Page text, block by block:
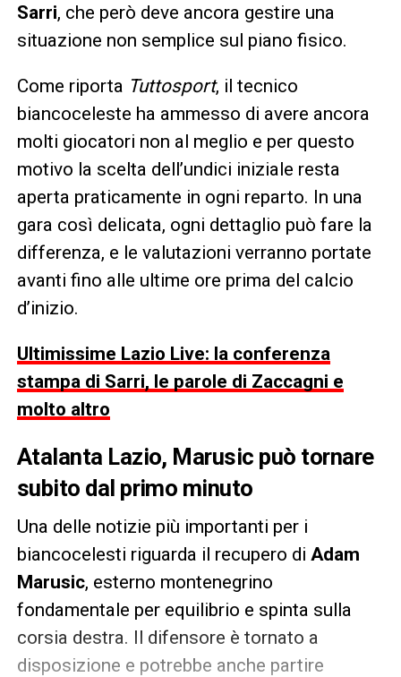
Sarri, che però deve ancora gestire una
situazione non semplice sul piano fisico.
Come riporta Tuttosport, il tecnico
biancoceleste ha ammesso di avere ancora
molti giocatori non al meglio e per questo
motivo la scelta dell’undici iniziale resta
aperta praticamente in ogni reparto. In una
gara così delicata, ogni dettaglio può fare la
differenza, e le valutazioni verranno portate
avanti fino alle ultime ore prima del calcio
d’inizio.
Ultimissime Lazio Live: la conferenza
stampa di Sarri, le parole di Zaccagni e
molto altro
Atalanta Lazio, Marusic può tornare
subito dal primo minuto
Una delle notizie più importanti per i
biancocelesti riguarda il recupero di Adam
Marusic, esterno montenegrino
fondamentale per equilibrio e spinta sulla
corsia destra. Il difensore è tornato a
disposizione e potrebbe anche partire